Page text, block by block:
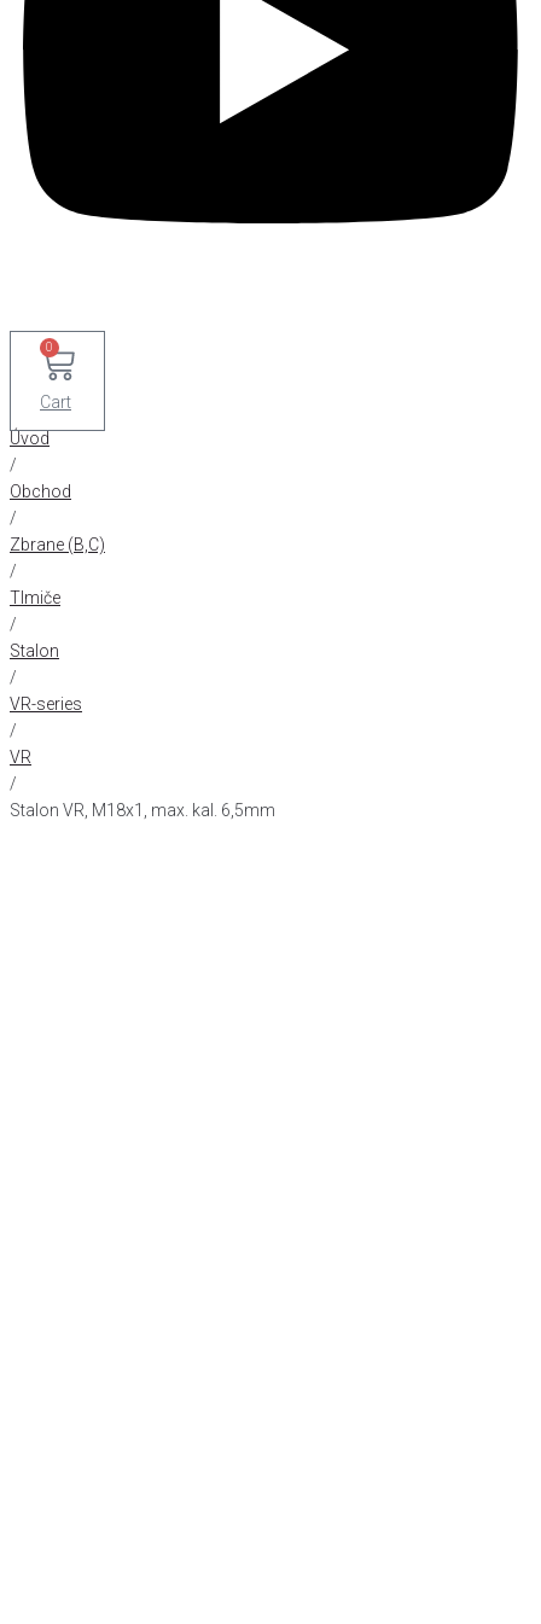
0
Cart
Úvod
/
Obchod
/
Zbrane (B,C)
/
Tlmiče
/
Stalon
/
VR-series
/
VR
/
Stalon VR, M18x1, max. kal. 6,5mm